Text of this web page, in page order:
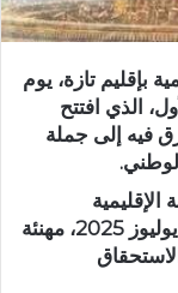
بإقليم تازة، يوم
الأول، الذي افتتح
فيه إلى جملة
مخرجات المؤتمر الإقليمي المنعقد يوم 6 يوليوز 2025، مهنئة